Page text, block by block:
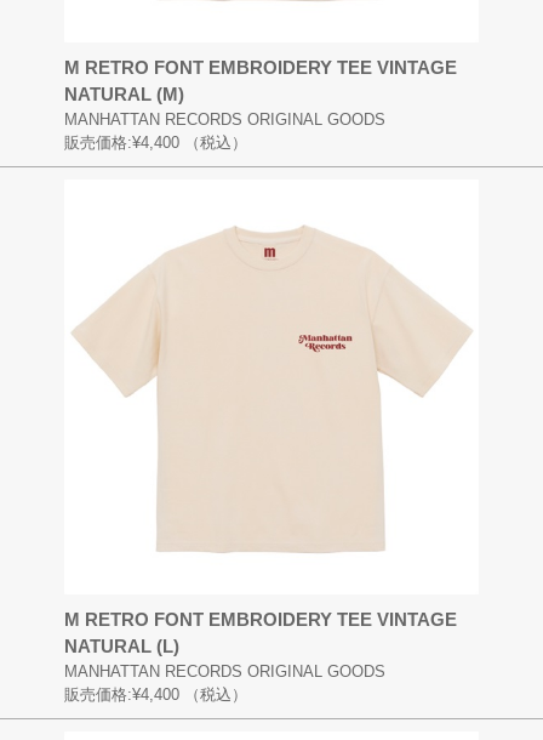
M RETRO FONT EMBROIDERY TEE VINTAGE
NATURAL (M)
MANHATTAN RECORDS ORIGINAL GOODS
販売価格:¥4,400 （税込）
M RETRO FONT EMBROIDERY TEE VINTAGE
NATURAL (L)
MANHATTAN RECORDS ORIGINAL GOODS
販売価格:¥4,400 （税込）